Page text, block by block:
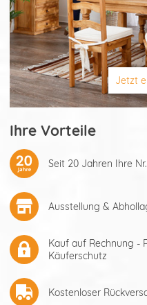
Jetzt
Ihre Vorteile
Seit 20 Jahren Ihre
Ausstellung &
Kauf auf Rechnung -
Käuferschutz
Kostenloser